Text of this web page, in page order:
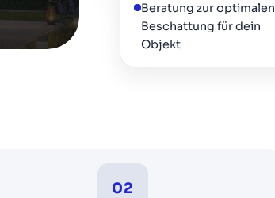
Bild größer anzeigen
Beratung zur optimalen
Beschattung für dein
Objekt
02